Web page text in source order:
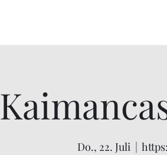
Do., 22. Juli
  |